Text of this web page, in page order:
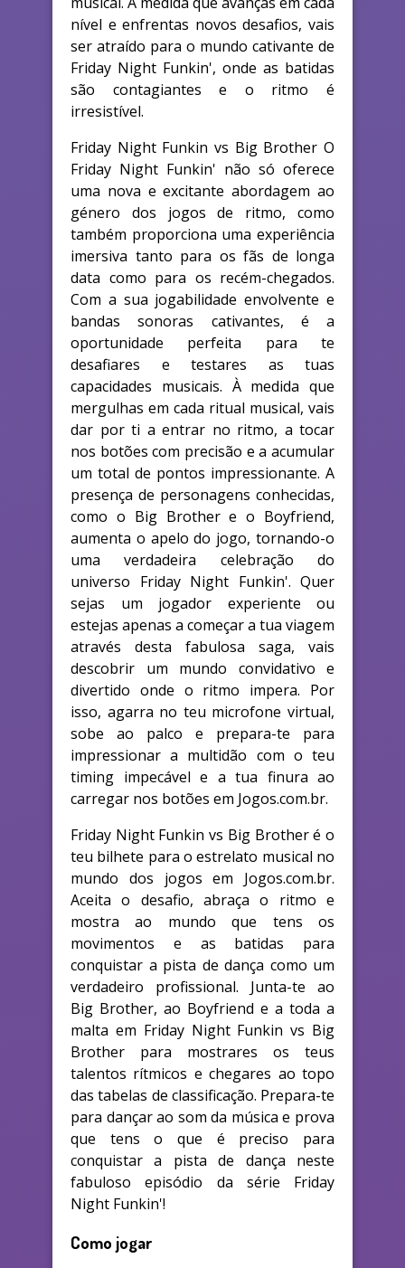
nível e enfrentas novos desafios, vais
ser atraído para o mundo cativante de
Friday Night Funkin', onde as batidas
são contagiantes e o ritmo é
irresistível.
Friday Night Funkin vs Big Brother O
Friday Night Funkin' não só oferece
uma nova e excitante abordagem ao
género dos jogos de ritmo, como
também proporciona uma experiência
imersiva tanto para os fãs de longa
data como para os recém-chegados.
Com a sua jogabilidade envolvente e
bandas sonoras cativantes, é a
oportunidade perfeita para te
desafiares e testares as tuas
capacidades musicais. À medida que
mergulhas em cada ritual musical, vais
dar por ti a entrar no ritmo, a tocar
nos botões com precisão e a acumular
um total de pontos impressionante. A
presença de personagens conhecidas,
como o Big Brother e o Boyfriend,
aumenta o apelo do jogo, tornando-o
uma verdadeira celebração do
universo Friday Night Funkin'. Quer
sejas um jogador experiente ou
estejas apenas a começar a tua viagem
através desta fabulosa saga, vais
descobrir um mundo convidativo e
divertido onde o ritmo impera. Por
isso, agarra no teu microfone virtual,
sobe ao palco e prepara-te para
impressionar a multidão com o teu
timing impecável e a tua finura ao
carregar nos botões em Jogos.com.br.
Friday Night Funkin vs Big Brother é o
teu bilhete para o estrelato musical no
mundo dos jogos em Jogos.com.br.
Aceita o desafio, abraça o ritmo e
mostra ao mundo que tens os
movimentos e as batidas para
conquistar a pista de dança como um
verdadeiro profissional. Junta-te ao
Big Brother, ao Boyfriend e a toda a
malta em Friday Night Funkin vs Big
Brother para mostrares os teus
talentos rítmicos e chegares ao topo
das tabelas de classificação. Prepara-te
para dançar ao som da música e prova
que tens o que é preciso para
conquistar a pista de dança neste
fabuloso episódio da série Friday
Night Funkin'!
Como jogar